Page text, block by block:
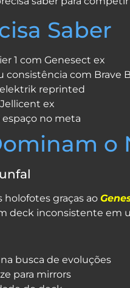
Saber
1 com Genesect ex
consistência com Brave
reprinted
ex
espaço no meta
o
holofotes graças ao
deck inconsistente em
busca de evoluções
para mirrors